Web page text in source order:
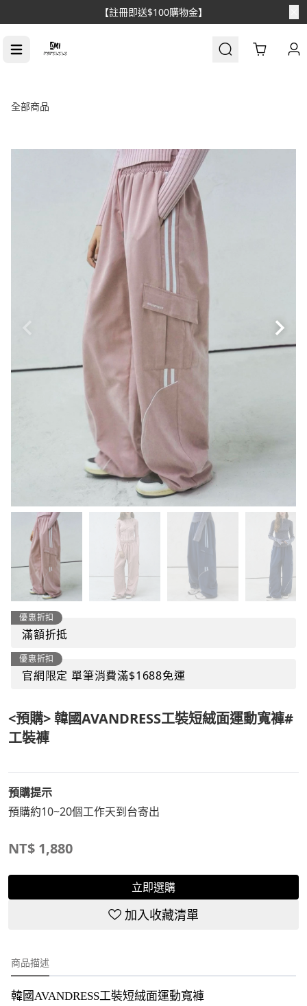
【消費滿$1688免運】
Cart
全部商品
優惠折扣
滿額折抵
優惠折扣
官網限定 單筆消費滿$1688免運
<預購> 韓國AVANDRESS工裝短絨面運動寬褲#
工裝褲
預購提示
預購約10~20個工作天到台寄出
NT$ 1,880
立即選購
加入收藏清單
商品描述
韓國AVANDRESS工裝短絨面運動寬褲